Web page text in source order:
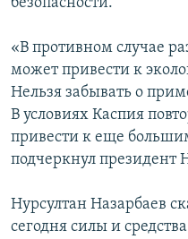
«В противном случае
может привести к
Нельзя забывать о
В условиях Каспия
привести к еще
подчеркнул президент
Нурсултан Назарбаев
сегодня силы и